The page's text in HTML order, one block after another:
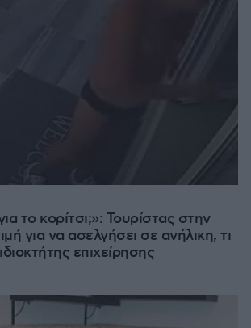
το κορίτσι;»: Τουρίστας στην
για να ασελγήσει σε ανήλικη, τι
επιχείρησης